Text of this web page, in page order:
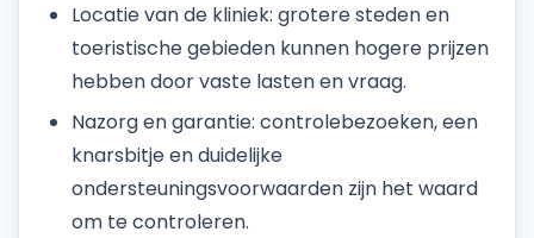
Locatie van de kliniek: grotere steden en
toeristische gebieden kunnen hogere prijzen
hebben door vaste lasten en vraag.
Nazorg en garantie: controlebezoeken, een
knarsbitje en duidelijke
ondersteuningsvoorwaarden zijn het waard
om te controleren.